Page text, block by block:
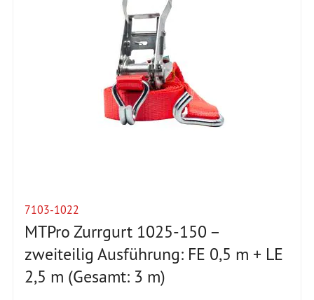
7103-1022
MTPro Zurrgurt 1025-150 –
zweiteilig Ausführung: FE 0,5 m + LE
2,5 m (Gesamt: 3 m)